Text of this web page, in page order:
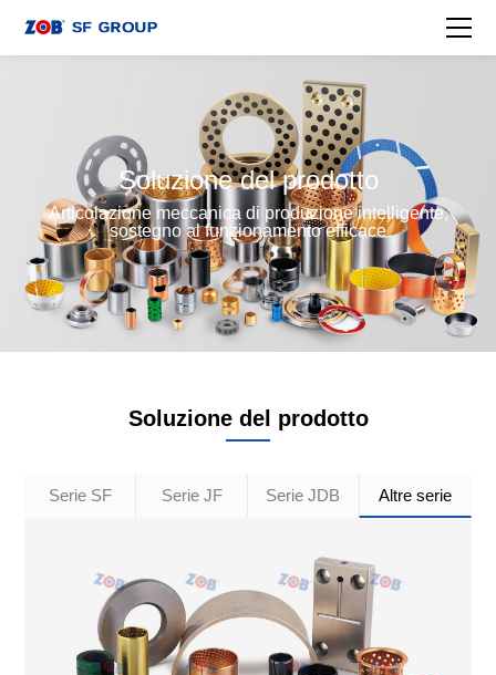
Soluzione del prodotto
Articolazione meccanica di produzione intelligente,
sostegno al funzionamento efficace
Soluzione del prodotto
Serie SF Serie JF Serie JDB Altre serie